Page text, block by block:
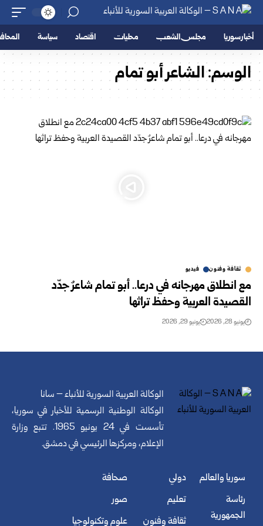
أخبار سوريا مجلس الشعب محليات اقتصاد سياسة
الوسم:الشاعر أبو تمام
ثقافة وفنون فيديو
مع انطلاق مهرجانه في درعا.. أبو تمام شاعرٌ جدّد
القصيدة العربية وحفظ تراثها
يونيو 28, 2026 يونيو 29, 2026
الوكالة العربية السورية للأنباء – سانا
الوكالة الوطنية الرسمية للأخبار في سوريا،
تأسست في 24 يونيو 1965. تتبع وزارة
الإعلام، ومركزها الرئيسي في دمشق.
سوريا والعالم
رئاسة
الجمهورية
دولي
تعليم
ثقافة وفنون
صحافة
صور
علوم وتكنولوجيا